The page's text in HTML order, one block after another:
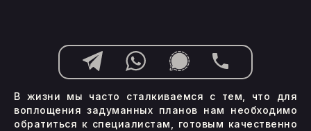
В жизни мы часто сталкиваемся с тем, что для
воплощения задуманных планов нам необходимо
обратиться к специалистам, готовым качественно